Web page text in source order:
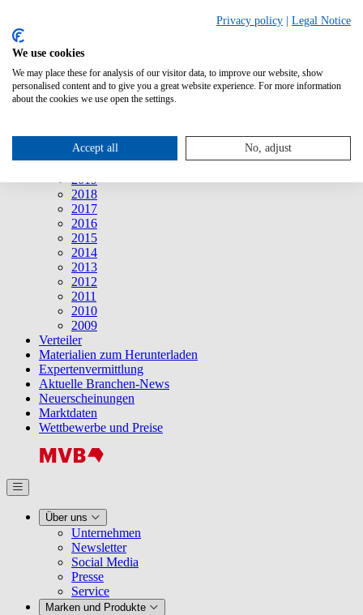
Mitteilungen
2026
2025
2024
2022
2021
2020
2019
2018
2017
2016
2015
2014
2013
2012
2011
2010
2009
Verteiler
Materialien zum Herunterladen
Expertenvermittlung
Aktuelle Branchen-News
Neuerscheinungen
Marktdaten
Wettbewerbe und Preise
Über uns
Unternehmen
Newsletter
Social Media
Presse
Service
Marken und Produkte
Privacy policy Legal Notice
We use cookies
We may place these for analysis of our visitor data, to improve our website, show
personalised content and to give you a great website experience. For more information
about the cookies we use open the settings.
Accept all No, adjust